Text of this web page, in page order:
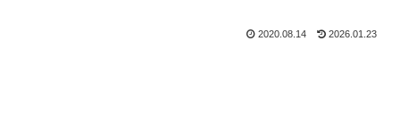
2020.08.14 2026.01.23